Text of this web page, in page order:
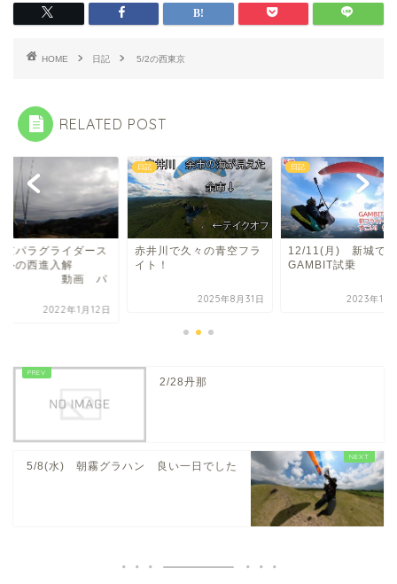
HOME 日記 5/2の西東京
RELATED POST
京パラグライダース
ルの西進入解
動画 パ
2022年1月12日
日記
赤井川で久々の青空フラ
イト！
2025年8月31日
日記
12/11(月) 新城で
GAMBIT試乗
2023年12
2/28丹那
5/8(水) 朝霧グラハン 良い一日でした